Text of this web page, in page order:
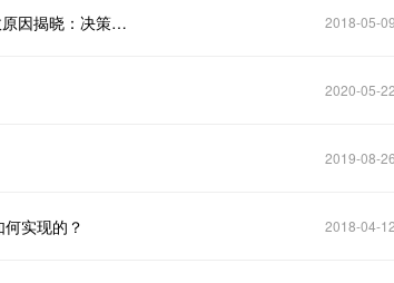
苹果被爆在深圳挖华为 AI 团队 53 人；Uber 无人车致死事故原因揭晓：决策系统忽略行人；腾讯乘车码登陆深圳市地铁| 极客早知道 2018-05-09
2020-05-22
2019-08-26
实现的？ 2018-04-12